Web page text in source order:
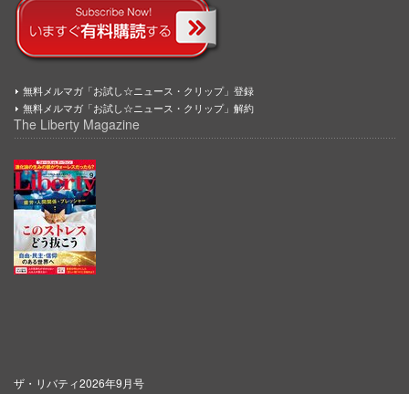
無料メルマガ「お試し☆ニュース・クリップ」登録
無料メルマガ「お試し☆ニュース・クリップ」解約
The Liberty Magazine
ザ・リバティ2026年9月号